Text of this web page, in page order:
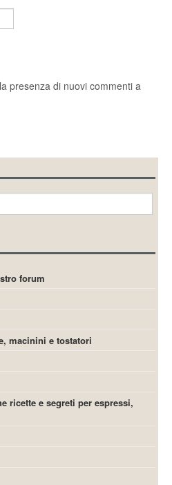
presenza di nuovi commenti a
forum
macinini e tostatori
ricette e segreti per espressi,